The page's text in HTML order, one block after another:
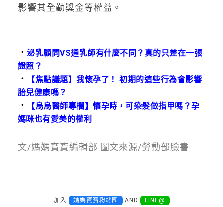
影響其全勤獎金等權益。
．泌乳顧問VS通乳師有什麼不同？真的只差在一張
證照？
．
【焦點議題】我懷孕了！ 初期的這些行為會影響
胎兒健康嗎？
．
【烏烏醫師專欄】懷孕時，可染髮做指甲嗎？孕
媽咪也有愛美的權利
文/媽媽寶寶編輯部 圖文來源/勞動部臉書
加入 媽媽寶寶粉絲團 AND LINE@